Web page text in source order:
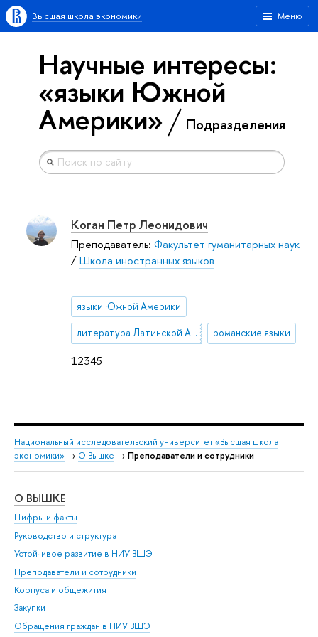
Меню
Высшая школа экономики
Научные интересы:
«языки Южной
Америки» Подразделения
12345
Коган Петр Леонидович
Преподаватель: Факультет гуманитарных наук
/Школа иностранных языков
языки Южной Америки
литература Латинской Америки романские языки
Национальный исследовательский университет «Высшая школа
экономики» → О Вышке → Преподаватели и сотрудники
О ВЫШКЕ
Цифры и факты
Руководство и структура
Устойчивое развитие в НИУ ВШЭ
Преподаватели и сотрудники
Корпуса и общежития
Закупки
Обращения граждан в НИУ ВШЭ